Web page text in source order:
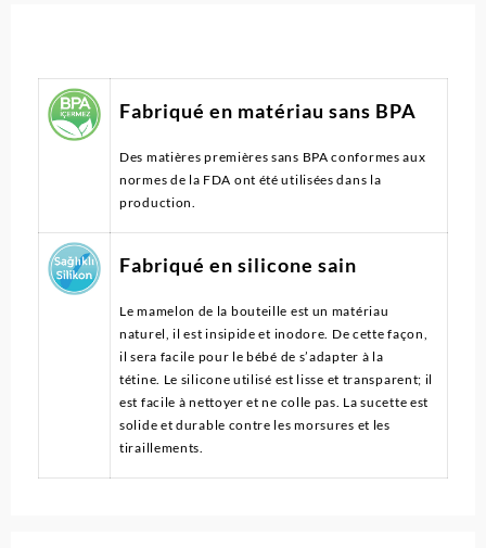
Fabriqué en matériau sans BPA
Des matières premières sans BPA conformes aux
normes de la FDA ont été utilisées dans la
production.
Fabriqué en silicone sain
Le mamelon de la bouteille est un matériau
naturel, il est insipide et inodore. De cette façon,
il sera facile pour le bébé de s’adapter à la
tétine. Le silicone utilisé est lisse et transparent; il
est facile à nettoyer et ne colle pas. La sucette est
solide et durable contre les morsures et les
tiraillements.